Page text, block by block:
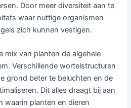
Door meer diversiteit aan te
waar nuttige organismen
zich kunnen vestigen.
mix van planten de algehele
Verschillende wortelstructuren
grond beter te beluchten en de
Dit alles draagt bij aan
waarin planten en dieren